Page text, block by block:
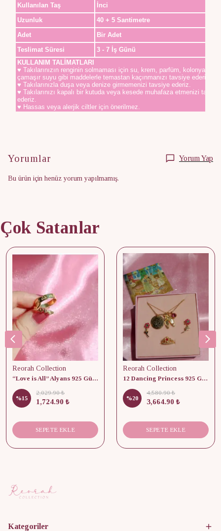
Kullanılan Taş
İnci
Uzunluk
40 + 5 Santimetre
Adet
Bir Adet
Teslimat Süresi
3 - 7 İş Günü
KULLANIM TALİMATLARI
♥ Takılarınızın renginin solmaması için su, krem, parfüm, kolonya,
çamaşır suyu gibi maddelerle temastan kaçınmanızı tavsiye ederiz.
♥ Takılarınızla duşa veya denize girmemenizi tavsiye ederiz.
♥ Takılarınızı kapalı bir kutuda veya kesede muhafaza etmenizi
ederiz.
♥ Hassas veya alerjik ciltler için önerilmez.
Yorumlar Yorum Yap
Bu ürün için henüz yorum yapılmamış.
Çok Satanlar
Reorah Collection
“Love is All” Alyans 925 Gümüş - Medium Beden
%15
2,029.90 ₺
1,724.90 ₺
SEPETE EKLE
Reorah Collection
12 Dancing Princess 925 Gümüş/ Kolye, Küpe ve Yüzük Set
%20
4,580.90 ₺
3,664.90 ₺
SEPETE EKLE
Kategoriler